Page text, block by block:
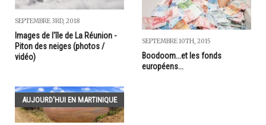
SEPTEMBRE 3RD, 2018
Images de l'île de La Réunion -
Piton des neiges (photos /
vidéo)
SEPTEMBRE 10TH, 2015
Boodoom...et les fonds
européens...
AUJOURD'HUI EN MARTINIQUE